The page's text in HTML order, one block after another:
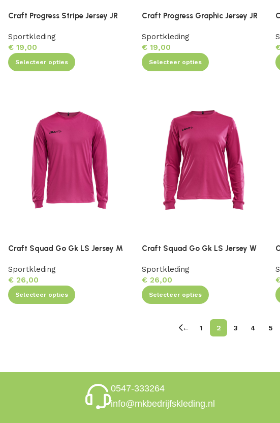
Craft Progress Stripe Jersey JR
Sportkleding
€ 19,00
Selecteer opties
Craft Progress Graphic Jersey JR
Sportkleding
€ 19,00
Selecteer opties
Craft Squad Go Gk LS Jersey M
Sportkleding
€ 26,00
Selecteer opties
Craft Squad Go Gk LS Jersey W
Sportkleding
€ 26,00
Selecteer opties
← 1 2 3 4 5
0547-333264
info@mkbedrijfskleding.nl